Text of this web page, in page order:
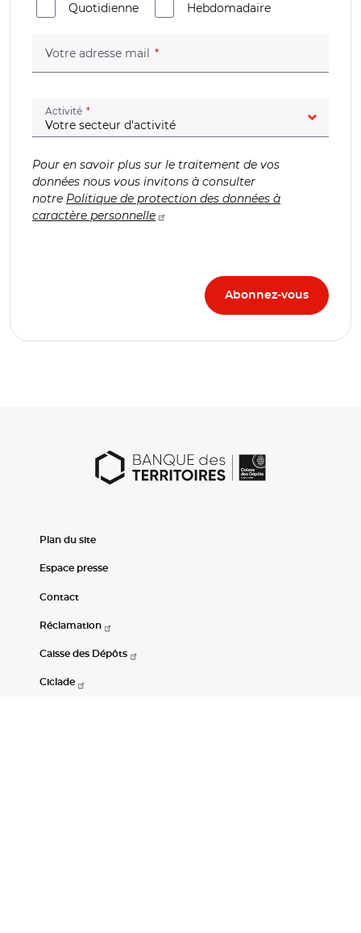
Quotidienne
Hebdomadaire
Votre adresse mail (champ obligatoire)
Activité (champ obligatoire)
Pour en savoir plus sur le traitement de vos
données nous vous invitons à consulter
notre Politique de protection des données à
caractère personnelle
Plan du site
Espace presse
Contact
Réclamation
Caisse des Dépôts
Ciclade